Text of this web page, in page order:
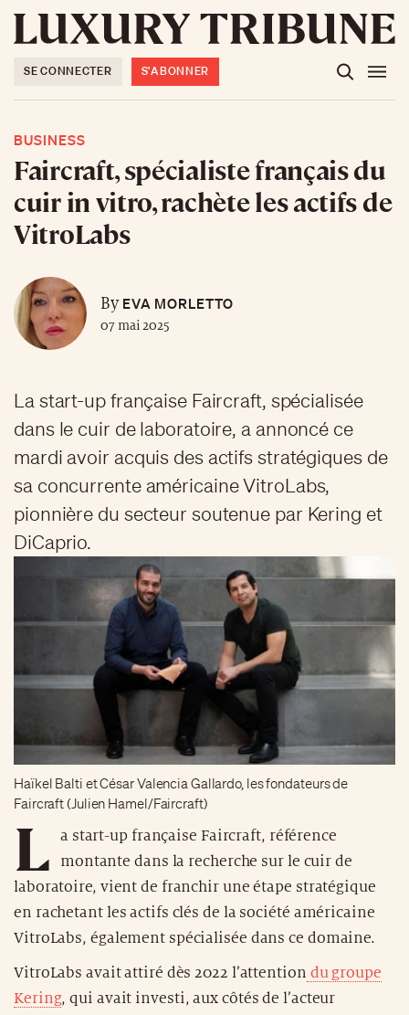
SE CONNECTER S'ABONNER
BUSINESS
Faircraft, spécialiste français du
cuir in vitro, rachète les actifs de
VitroLabs
ByEVA MORLETTO
07 mai 2025
La start-up française Faircraft, spécialisée
dans le cuir de laboratoire, a annoncé ce
mardi avoir acquis des actifs stratégiques de
sa concurrente américaine VitroLabs,
pionnière du secteur soutenue par Kering et
DiCaprio.
Haïkel Balti et César Valencia Gallardo, les fondateurs de
Faircraft (Julien Hamel/Faircraft)
L
a start-up française Faircraft, référence
montante dans la recherche sur le cuir de
laboratoire, vient de franchir une étape stratégique
en rachetant les actifs clés de la société américaine
VitroLabs, également spécialisée dans ce domaine.
VitroLabs avait attiré dès 2022 l’attention du groupe
Kering, qui avait investi, aux côtés de l’acteur